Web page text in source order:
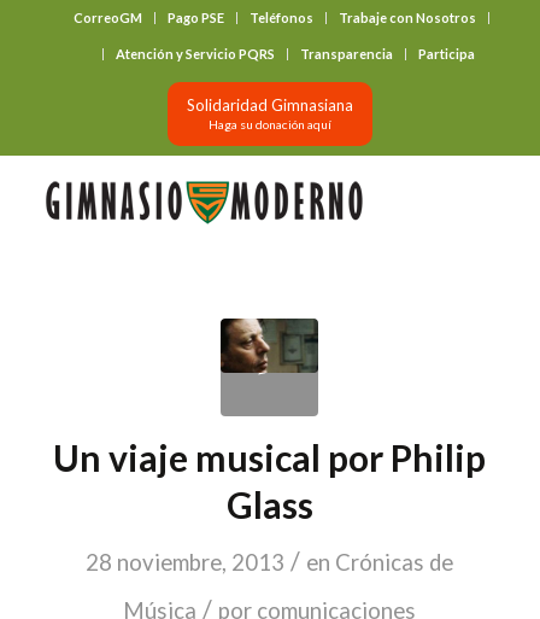
CorreoGM Pago PSE Teléfonos Trabaje con Nosotros
Atención y Servicio PQRS Transparencia Participa
Solidaridad Gimnasiana
Haga su donación aquí
Un viaje musical por Philip
Glass
28 noviembre, 2013 / en Crónicas de
Música / por comunicaciones